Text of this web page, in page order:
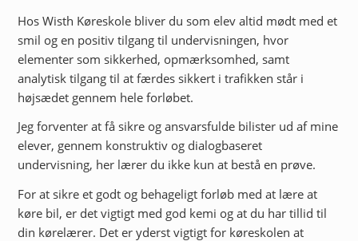
Hos Wisth Køreskole bliver du som elev altid mødt med et
smil og en positiv tilgang til undervisningen, hvor
elementer som sikkerhed, opmærksomhed, samt
analytisk tilgang til at færdes sikkert i trafikken står i
højsædet gennem hele forløbet.
Jeg forventer at få sikre og ansvarsfulde bilister ud af mine
elever, gennem konstruktiv og dialogbaseret
undervisning, her lærer du ikke kun at bestå en prøve.
For at sikre et godt og behageligt forløb med at lære at
køre bil, er det vigtigt med god kemi og at du har tillid til
din kørelærer. Det er yderst vigtigt for køreskolen at